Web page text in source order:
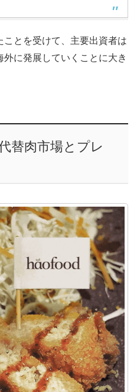
とを受けて、主要出資者は
に発展していくことに大き
替肉市場とプレ